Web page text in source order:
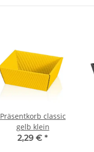
Präsentkorb classic
gelb klein
2,29 € *